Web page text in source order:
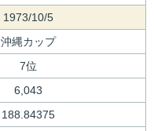
1973/10/5
沖縄カップ
7位
6,043
188.84375